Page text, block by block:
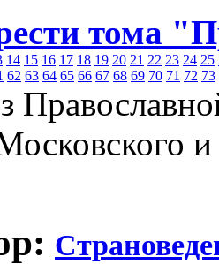
тома
14 15 16 17 18 19 20 21 22 23 24 25
62 63 64 65 66 67 68 69 70 71 72 73